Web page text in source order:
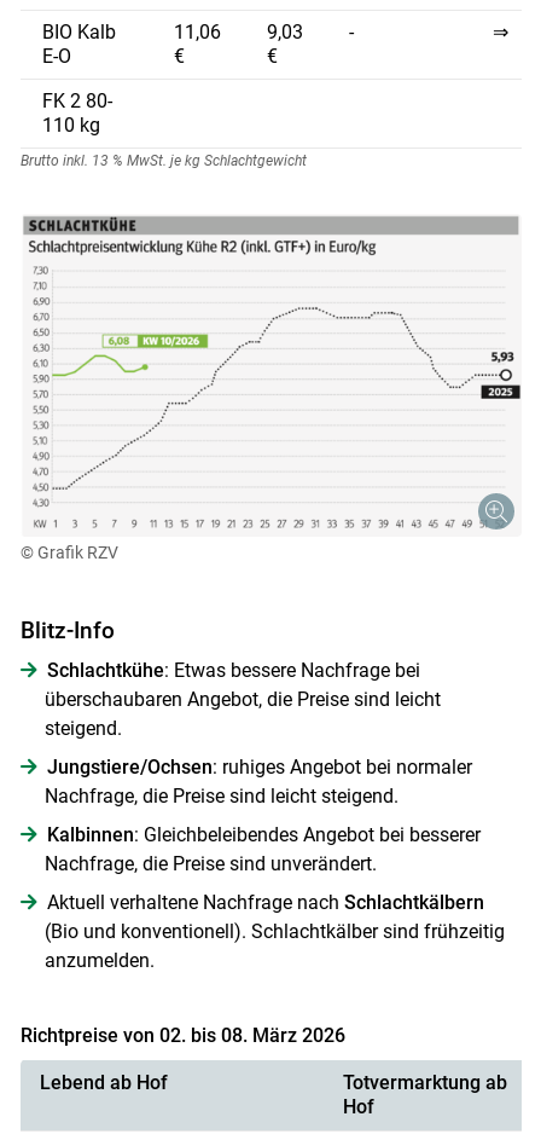
BIO Kalb
E-O
11,06
€
9,03
€
- ⇒
FK 2 80-
110 kg
Brutto inkl. 13 % MwSt. je kg Schlachtgewicht
© Grafik RZV
Blitz-Info
Schlachtkühe: Etwas bessere Nachfrage bei
überschaubaren Angebot, die Preise sind leicht
steigend.
Jungstiere/Ochsen: ruhiges Angebot bei normaler
Nachfrage, die Preise sind leicht steigend.
Kalbinnen: Gleichbeleibendes Angebot bei besserer
Nachfrage, die Preise sind unverändert.
Aktuell verhaltene Nachfrage nach Schlachtkälbern
(Bio und konventionell). Schlachtkälber sind frühzeitig
anzumelden.
Richtpreise von 02. bis 08. März 2026
Lebend ab Hof
Totvermarktung ab
Hof